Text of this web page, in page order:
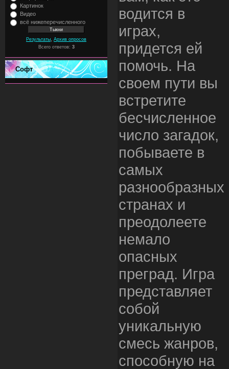
Картинок
Видео
всё нижеперечисленного
Результаты Архив опросов
Всего ответов: 3
Софт
водится в
играх,
придется ей
помочь. На
своем пути вы
встретите
бесчисленное
число загадок,
побываете в
самых
разнообразных
странах и
преодолеете
немало
опасных
преград. Игра
представляет
собой
уникальную
смесь жанров,
способную на